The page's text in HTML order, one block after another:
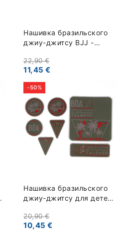
Нашивка бразильского
джиу-джитсу BJJ -
синий
22,90 €
11,45 €
-50%
Нашивка бразильского
джиу-джитсу для детей
20,90 €
10,45 €